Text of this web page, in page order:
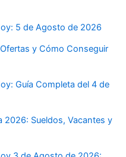
5 de Agosto de 2026
y Cómo Conseguir
Guía Completa del 4 de
2026: Sueldos, Vacantes y